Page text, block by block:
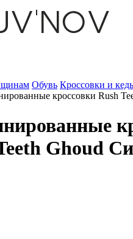
Обувь Кроссовки и
кроссовки Rush
Ghoud